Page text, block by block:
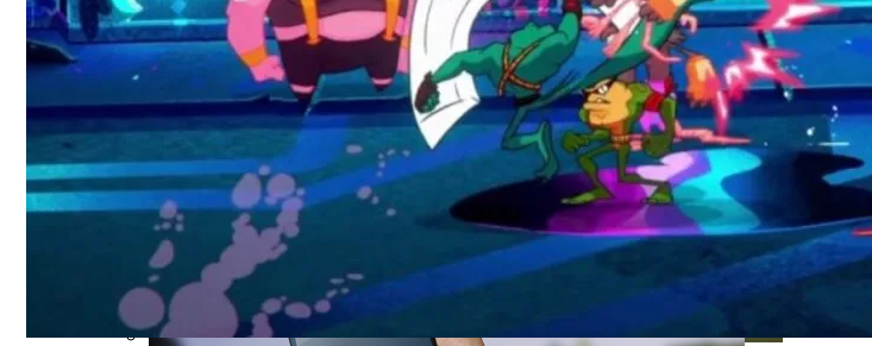
Идеальный Помощник На Кухне: Как Выбрать Хороший Блендер